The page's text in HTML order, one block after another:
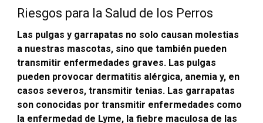
Riesgos para la Salud de los Perros
Las pulgas y garrapatas no solo causan molestias
a nuestras mascotas, sino que también pueden
transmitir enfermedades graves. Las pulgas
pueden provocar dermatitis alérgica, anemia y, en
casos severos, transmitir tenias. Las garrapatas
son conocidas por transmitir enfermedades como
la enfermedad de Lyme, la fiebre maculosa de las